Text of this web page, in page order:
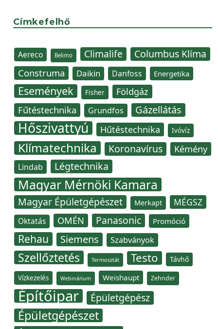
Címkefelhő
Aereco Belimo Climalife Columbus Klíma
Construma Daikin Danfoss Energetika
Események Fisher Földgáz
Fűtéstechnika Grundfos Gázellátás
Hőszivattyú Hűtéstechnika Ivóvíz
Klímatechnika Koronavírus Kémény
Lindab Légtechnika
Magyar Mérnöki Kamara
Magyar Épületgépészet Merkapt MÉGSZ
Oktatás OMÉN Panasonic Promóció
Rehau Siemens Szabványok
Szellőztetés Termosztát Testo Távhő
Vízkezelés Webinárium Weishaupt Zehnder
Építőipar Épületgépész
Épületgépészet